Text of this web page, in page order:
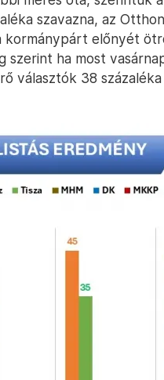
szavazna, az
kormánypárt előnyét
ha most
választók 38 százaléka